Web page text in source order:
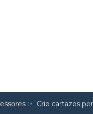
Crie cartazes